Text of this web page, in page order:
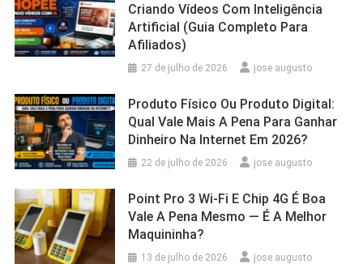
Criando Vídeos Com Inteligência
Artificial (Guia Completo Para
Afiliados)
27 de julho de 2026 jose augusto
Produto Físico Ou Produto Digital:
Qual Vale Mais A Pena Para Ganhar
Dinheiro Na Internet Em 2026?
22 de julho de 2026 jose augusto
Point Pro 3 Wi‑Fi E Chip 4G É Boa
Vale A Pena Mesmo — É A Melhor
Maquininha?
13 de julho de 2026 jose augusto